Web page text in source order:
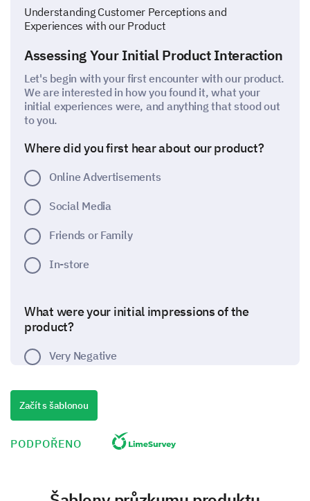
Understanding Customer Perceptions and
Experiences with our Product
Assessing Your Initial Product Interaction
Let's begin with your first encounter with our product.
We are interested in how you found it, what your
initial experiences were, and anything that stood out
to you.
Where did you first hear about our product?
Online Advertisements
Social Media
Friends or Family
In-store
What were your initial impressions of the
product?
Very Negative
Positive
Začít s šablonou
PODPOŘENO